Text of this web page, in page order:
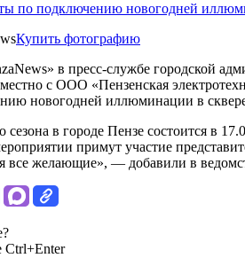
Купить фотографию
в пресс-службе городской
с ООО «Пензенская
новогодней иллюминации в
сезона в городе Пензе состоится в
примут участие
все желающие», — добавили в
Ctrl+Enter